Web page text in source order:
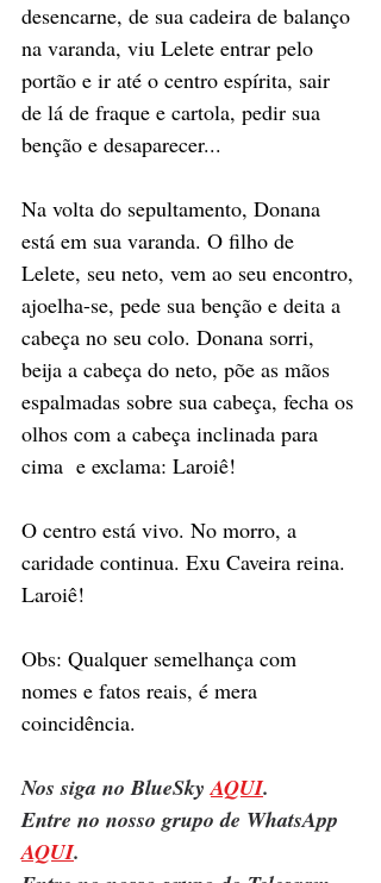
desencarne, de sua cadeira de balanço
na varanda, viu Lelete entrar pelo
portão e ir até o centro espírita, sair
de lá de fraque e cartola, pedir sua
benção e desaparecer...
Na volta do sepultamento, Donana
está em sua varanda. O filho de
Lelete, seu neto, vem ao seu encontro,
ajoelha-se, pede sua benção e deita a
cabeça no seu colo. Donana sorri,
beija a cabeça do neto, põe as mãos
espalmadas sobre sua cabeça, fecha os
olhos com a cabeça inclinada para
cima  e exclama: Laroiê!
O centro está vivo. No morro, a
caridade continua. Exu Caveira reina.
Laroiê!
Obs: Qualquer semelhança com
nomes e fatos reais, é mera
coincidência.
Nos siga no BlueSky AQUI.
Entre no nosso grupo de WhatsApp
AQUI.